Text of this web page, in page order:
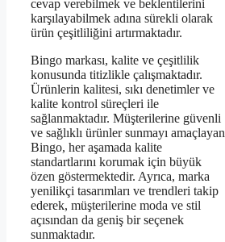
cevap verebilmek ve beklentilerini
karşılayabilmek adına sürekli olarak
ürün çeşitliliğini artırmaktadır.
Bingo markası, kalite ve çeşitlilik
konusunda titizlikle çalışmaktadır.
Ürünlerin kalitesi, sıkı denetimler ve
kalite kontrol süreçleri ile
sağlanmaktadır. Müşterilerine güvenli
ve sağlıklı ürünler sunmayı amaçlayan
Bingo, her aşamada kalite
standartlarını korumak için büyük
özen göstermektedir. Ayrıca, marka
yenilikçi tasarımları ve trendleri takip
ederek, müşterilerine moda ve stil
açısından da geniş bir seçenek
sunmaktadır.